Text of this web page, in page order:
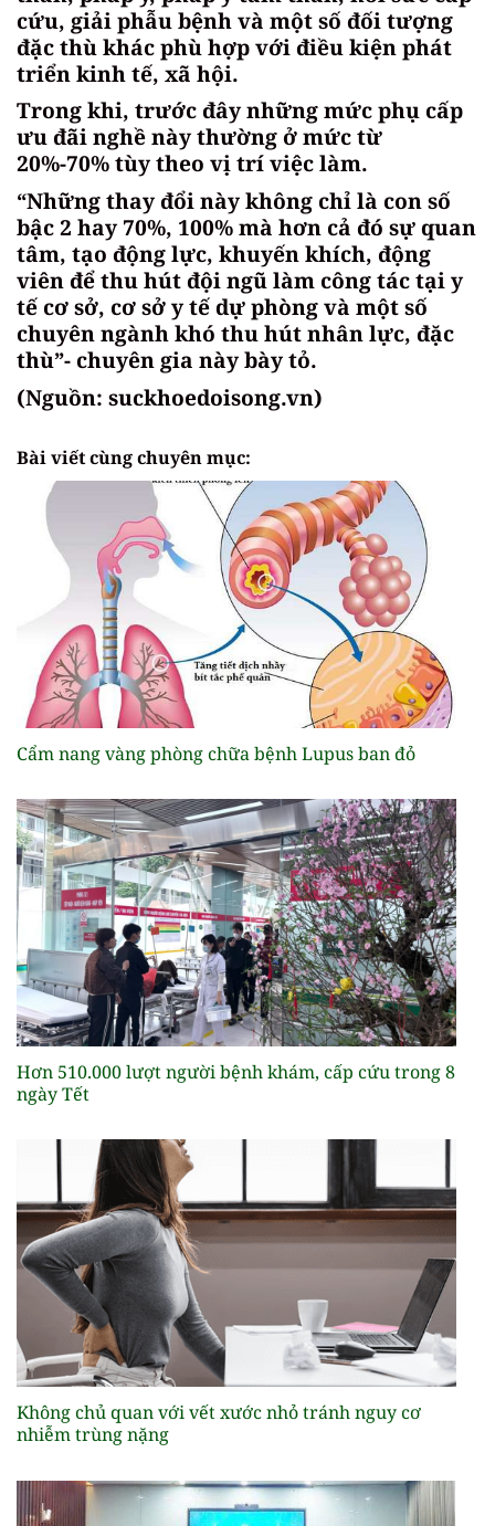
cứu, giải phẫu bệnh và một số đối tượng
đặc thù khác phù hợp với điều kiện phát
triển kinh tế, xã hội.
Trong khi, trước đây những mức phụ cấp
ưu đãi nghề này thường ở mức từ
20%-70% tùy theo vị trí việc làm.
“Những thay đổi này không chỉ là con số
bậc 2 hay 70%, 100% mà hơn cả đó sự quan
tâm, tạo động lực, khuyến khích, động
viên để thu hút đội ngũ làm công tác tại y
tế cơ sở, cơ sở y tế dự phòng và một số
chuyên ngành khó thu hút nhân lực, đặc
thù”- chuyên gia này bày tỏ.
(Nguồn: suckhoedoisong.vn)
Bài viết cùng chuyên mục:
Cẩm nang vàng phòng chữa bệnh Lupus ban đỏ
Hơn 510.000 lượt người bệnh khám, cấp cứu trong 8
ngày Tết
Không chủ quan với vết xước nhỏ tránh nguy cơ
nhiễm trùng nặng